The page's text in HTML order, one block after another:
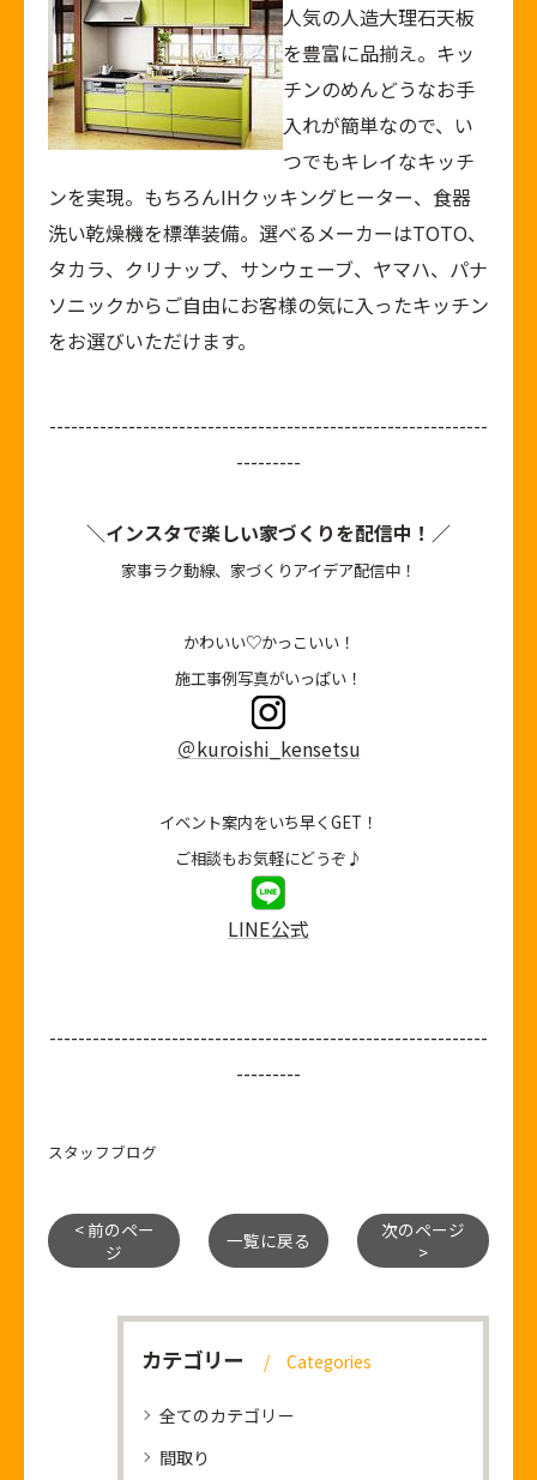
人気の人造大理石天板
を豊富に品揃え。キッ
チンのめんどうなお手
入れが簡単なので、い
つでもキレイなキッチ
ンを実現。もちろんIHクッキングヒーター、食器
洗い乾燥機を標準装備。選べるメーカーはTOTO、
タカラ、クリナップ、サンウェーブ、ヤマハ、パナ
ソニックからご自由にお客様の気に入ったキッチン
をお選びいただけます。
-------------------------------------------------------------
---------
＼インスタで楽しい家づくりを配信中！／
家事ラク動線、家づくりアイデア配信中！
かわいい♡かっこいい！
施工事例写真がいっぱい！
＠kuroishi_kensetsu
イベント案内をいち早くGET！
ご相談もお気軽にどうぞ♪
LINE公式
-------------------------------------------------------------
---------
スタッフブログ
< 前のペー
ジ
一覧に戻る
次のページ
>
カテゴリー Categories
全てのカテゴリー
間取り